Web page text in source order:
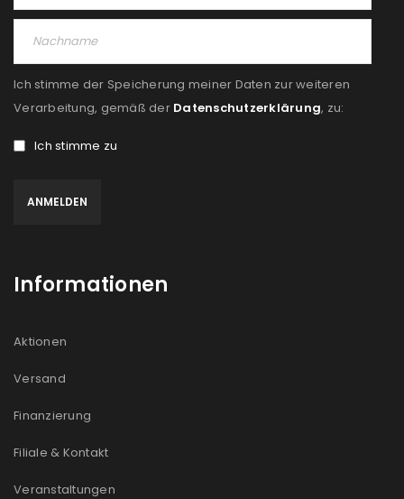
REGISTRIEREN
E-Mail-Adresse*
deine E-Mail-Adresse gesendet.
Please select all the ways you would like to hear from
akzeptiere die
Ich stimme der Speicherung meiner Daten zur weiteren
Verarbeitung, gemäß der Datenschutzerklärung, zu:
Ich stimme zu
Informationen
Aktionen
Versand
Finanzierung
Filiale & Kontakt
Veranstaltungen